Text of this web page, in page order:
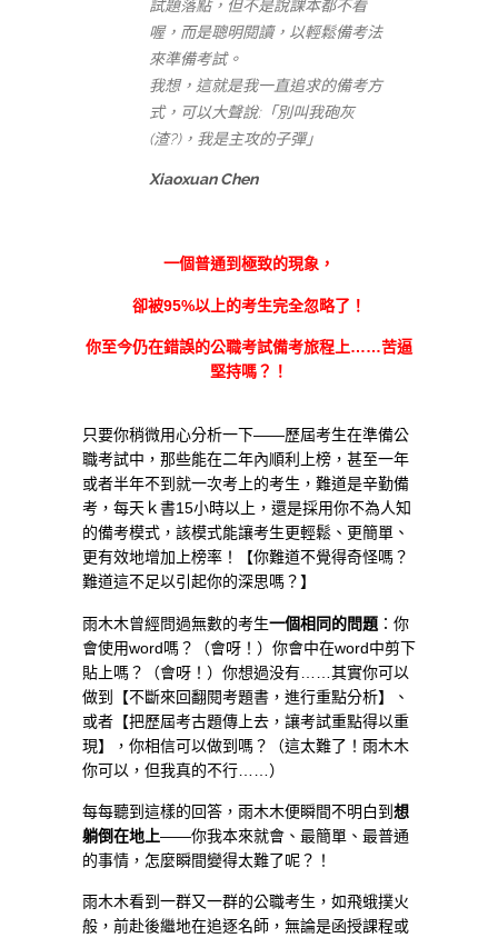
試題落點，但不是說課本都不看
喔，而是聰明閱讀，以輕鬆備考法
來準備考試。
我想，這就是我一直追求的備考方
式，可以大聲說:「別叫我砲灰
(渣?)，我是主攻的子彈」
Xiaoxuan Chen
一個普通到極致的現象，
卻被95%以上的考生完全忽略了！
你至今仍在錯誤的公職考試備考旅程上……苦逼
堅持嗎？！
只要你稍微用心分析一下——歷屆考生在準備公
職考試中，那些能在二年內順利上榜，甚至一年
或者半年不到就一次考上的考生，難道是辛勤備
考，每天ｋ書15小時以上，還是採用你不為人知
的備考模式，該模式能讓考生更輕鬆、更簡單、
更有效地增加上榜率！【你難道不覺得奇怪嗎？
難道這不足以引起你的深思嗎？】
雨木木曾經問過無數的考生一個相同的問題 ：你
會使用word嗎？（會呀！）你會中在word中剪下
貼上嗎？（會呀！）你想過没有……其實你可以
做到【不斷來回翻閱考題書，進行重點分析】、
或者【把歷屆考古題傳上去，讓考試重點得以重
現】，你相信可以做到嗎？（這太難了！雨木木
你可以，但我真的不行……）
每每聽到這樣的回答，雨木木便瞬間不明白到 想
躺倒在地上——你我本來就會、最簡單、最普通
的事情，怎麼瞬間變得太難了呢？！
雨木木看到一群又一群的公職考生，如飛蛾撲火
般，前赴後繼地在追逐名師，無論是函授課程或